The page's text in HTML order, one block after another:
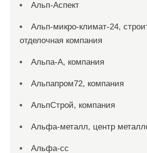
Альп-Аспект
Альп-микро-климат-24,
отделочная компания
Альпа-А, компания
Альпапром72, компания
АльпСтрой, компания
Альфа-металл, центр
Альфа-сс